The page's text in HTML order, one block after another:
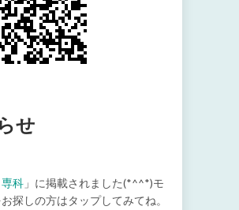
せ
科 」に掲載されました(*^^*)モ
探しの方はタップしてみてね。